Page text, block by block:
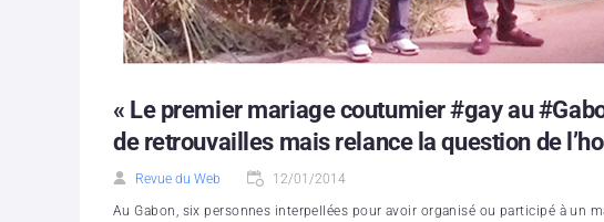
« Le premier mariage coutumier #gay au
de retrouvailles mais relance la question de
Revue du Web 12/01/2014
Au Gabon, six personnes interpellées pour avoir organisé ou participé à un